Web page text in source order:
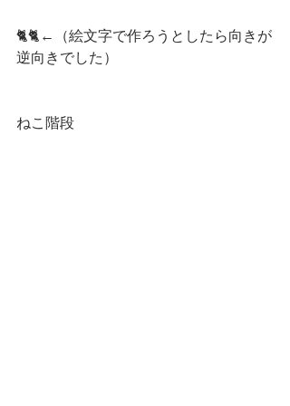
🐈🐈←（絵文字で作ろうとしたら向きが
逆向きでした）
ねこ階段